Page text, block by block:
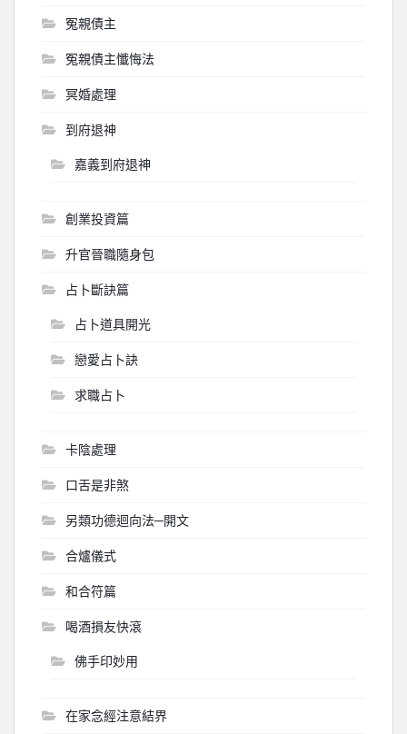
冤親債主
冤親債主懺悔法
冥婚處理
到府退神
嘉義到府退神
創業投資篇
升官晉職隨身包
占卜斷訣篇
占卜道具開光
戀愛占卜訣
求職占卜
卡陰處理
口舌是非煞
另類功德迴向法─開文
合爐儀式
和合符篇
喝酒損友快滾
佛手印妙用
在家念經注意結界